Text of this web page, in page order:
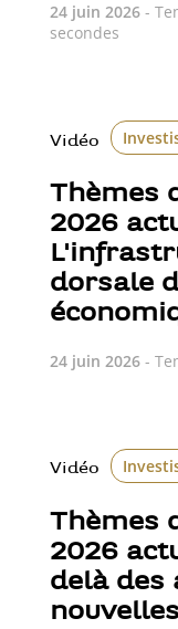
24 juin 2026-
secondes
Vidéo
Thèmes
2026
dorsale
24 juin 2026-
Vidéo
Thèmes
2026
delà des